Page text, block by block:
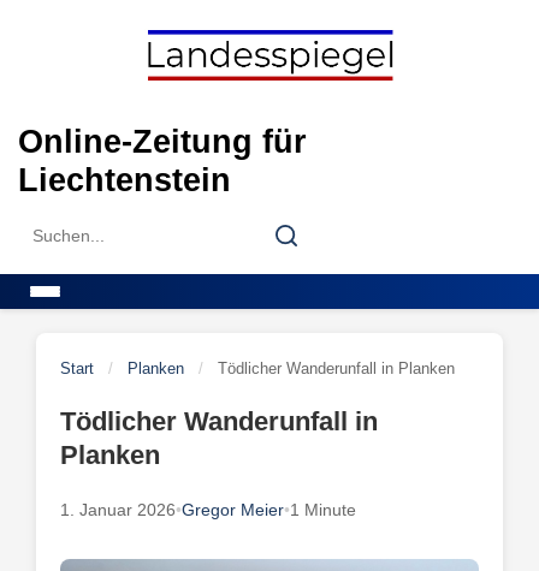
Online-Zeitung für
Liechtenstein
Search
Search
Start / Planken / Tödlicher Wanderunfall in Planken
Tödlicher Wanderunfall in
Planken
1. Januar 2026•Gregor Meier•1 Minute